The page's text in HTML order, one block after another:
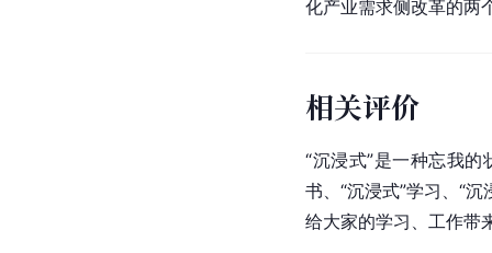
化产业需求侧改革的两
相关评价
“沉浸式”是一种忘我
书、“沉浸式”学习、“
给大家的学习、工作带